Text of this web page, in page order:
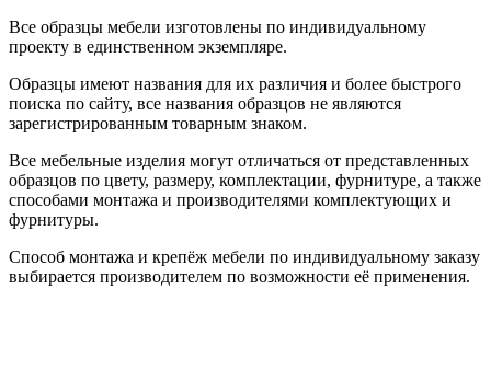
Все образцы мебели изготовлены по индивидуальному
проекту в единственном экземпляре.
Образцы имеют названия для их различия и более быстрого
поиска по сайту, все названия образцов не являются
зарегистрированным товарным знаком.
Все мебельные изделия могут отличаться от представленных
образцов по цвету, размеру, комплектации, фурнитуре, а также
способами монтажа и производителями комплектующих и
фурнитуры.
Способ монтажа и крепёж мебели по индивидуальному заказу
выбирается производителем по возможности её применения.